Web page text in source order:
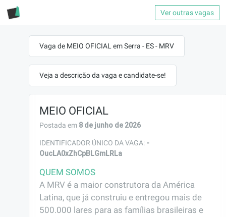
Ver outras vagas
Vaga de MEIO OFICIAL em Serra - ES - MRV
Veja a descrição da vaga e candidate-se!
MEIO OFICIAL
Postada em 8 de junho de 2026
IDENTIFICADOR ÚNICO DA VAGA: -
OucLA0xZhCpBLGmLRLa
QUEM SOMOS
A MRV é a maior construtora da América
Latina, que já construiu e entregou mais de
500.000 lares para as famílias brasileiras e